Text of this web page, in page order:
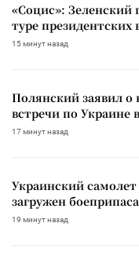
«Социс»: Зеленский
туре президентских
15 минут назад
Полянский заявил о
встречи по Украине
17 минут назад
Украинский самолет
загружен
19 минут назад